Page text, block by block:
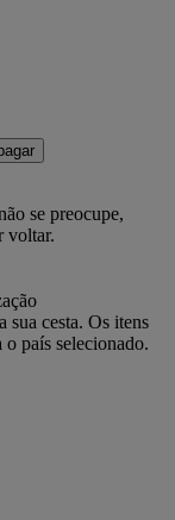
se preocupe,
voltar.
sua cesta. Os itens
país selecionado.